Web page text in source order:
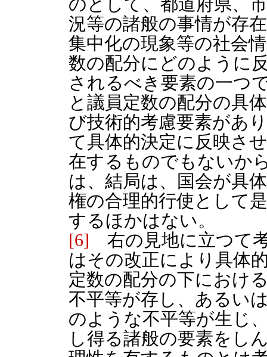
況等の諸般の事情が存
集中化の現象等の社会
数の配分にどのように
されるべき要素の一つ
と議員定数の配分の具
び技術的考慮要素があ
て具体的決定に反映さ
在するものでもないか
は、結局は、国会が具
権の合理的行使として
するほかはない。
[6] 右の見地に立つて
はその改正により具体
定数の配分の下におけ
不平等が存し、あるい
のような不平等が生じ
し得る諸般の要素をし